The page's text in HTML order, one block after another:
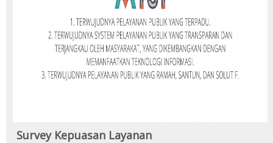
Survey Kepuasan Layanan